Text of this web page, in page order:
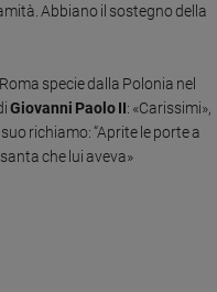
Abbiano il sostegno della
specie dalla Polonia nel
Giovanni Paolo II: «Carissimi»,
richiamo: “Aprite le porte a
che lui aveva»